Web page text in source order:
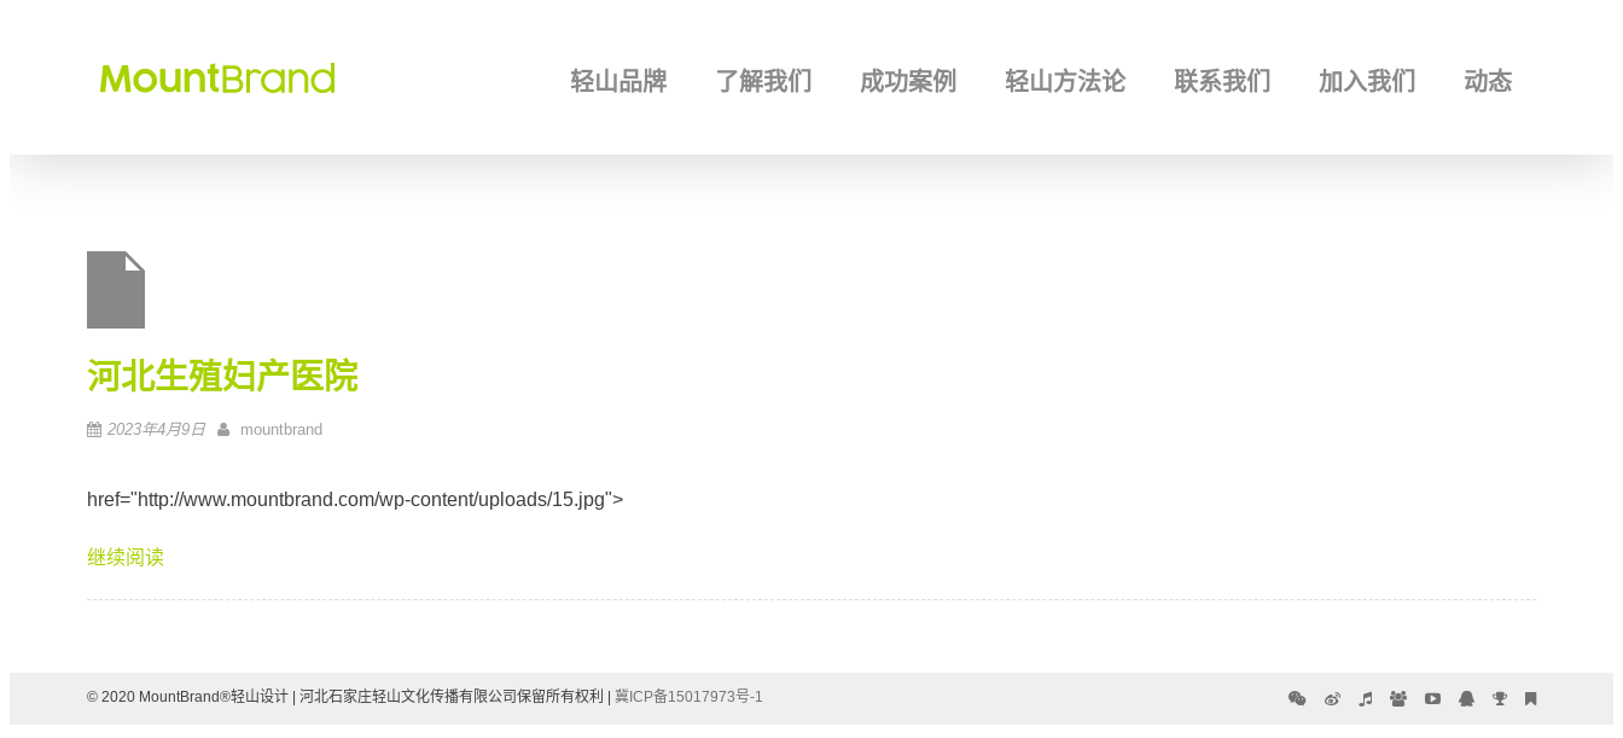
司 | Hebei Shijiazhuang Brand Company
轻山品牌 了解我们 成功案例 轻山方法论 联系我们 加入我们 动态
河北生殖妇产医院
2023年4月9日 mountbrand
href="http://www.mountbrand.com/wp-content/uploads/15.jpg">
继续阅读
© 2020 MountBrand®轻山设计 河北石家庄轻山文化传播有限公司保留所有权利 | 冀ICP备15017973号-1